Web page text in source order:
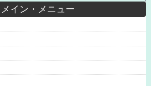
メイン・メニュー